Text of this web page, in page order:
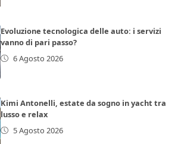
Evoluzione tecnologica delle auto: i servizi
vanno di pari passo?
6 Agosto 2026
Kimi Antonelli, estate da sogno in yacht tra
lusso e relax
5 Agosto 2026